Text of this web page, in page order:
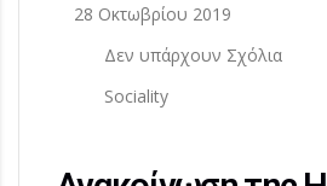
28 Οκτωβρίου 2019
Δεν υπάρχουν Σχόλια
Sociality